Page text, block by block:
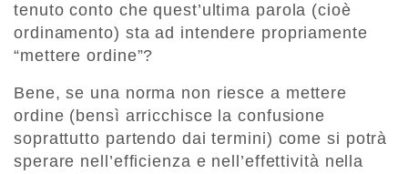
tenuto conto che quest’ultima parola (cioè
ordinamento) sta ad intendere propriamente
“mettere ordine”?
Bene, se una norma non riesce a mettere
ordine (bensì arricchisce la confusione
soprattutto partendo dai termini) come si potrà
sperare nell’efficienza e nell’effettività nella